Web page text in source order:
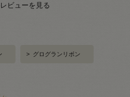
ビューを見る
> グログランリボン